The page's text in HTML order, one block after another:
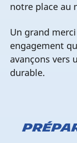
notre place au
Un grand
engagement
avançons vers
durable.